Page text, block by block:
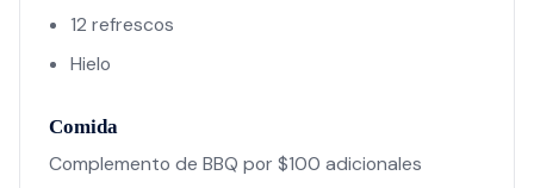
12 refrescos
Hielo
Comida
Complemento de BBQ por $100 adicionales